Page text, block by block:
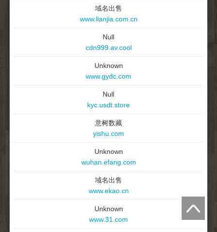
域名出售
www.lianjia.com.cn
Null
cdn999.av.cool
Unknown
www.gydc.com
Null
kyc.usdt.store
意树数藏
yishu.com
Unknown
wuhan.efang.com
域名出售
www.ekao.cn
Unknown
www.31.com